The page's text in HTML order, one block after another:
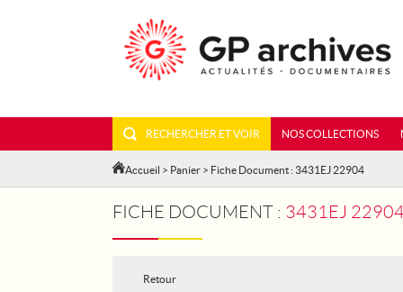
RECHERCHER ET VOIR NOS COLLECTIONS
Accueil > Panier > Fiche Document : 3431EJ 22904
FICHE DOCUMENT : 3431EJ 22904 -
Retour